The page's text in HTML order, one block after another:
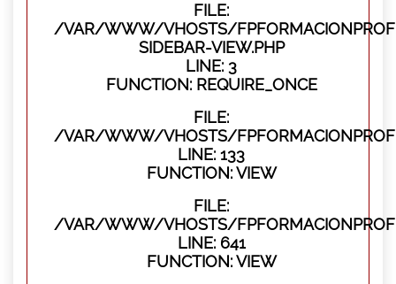
FILE:
/VAR/WWW/VHOSTS/
SIDEBAR-VIEW.PHP
LINE: 3
FUNCTION: REQUIRE_ONCE
FILE:
/VAR/WWW/VHOSTS/
LINE: 133
FUNCTION: VIEW
FILE:
/VAR/WWW/VHOSTS/
LINE: 641
FUNCTION: VIEW